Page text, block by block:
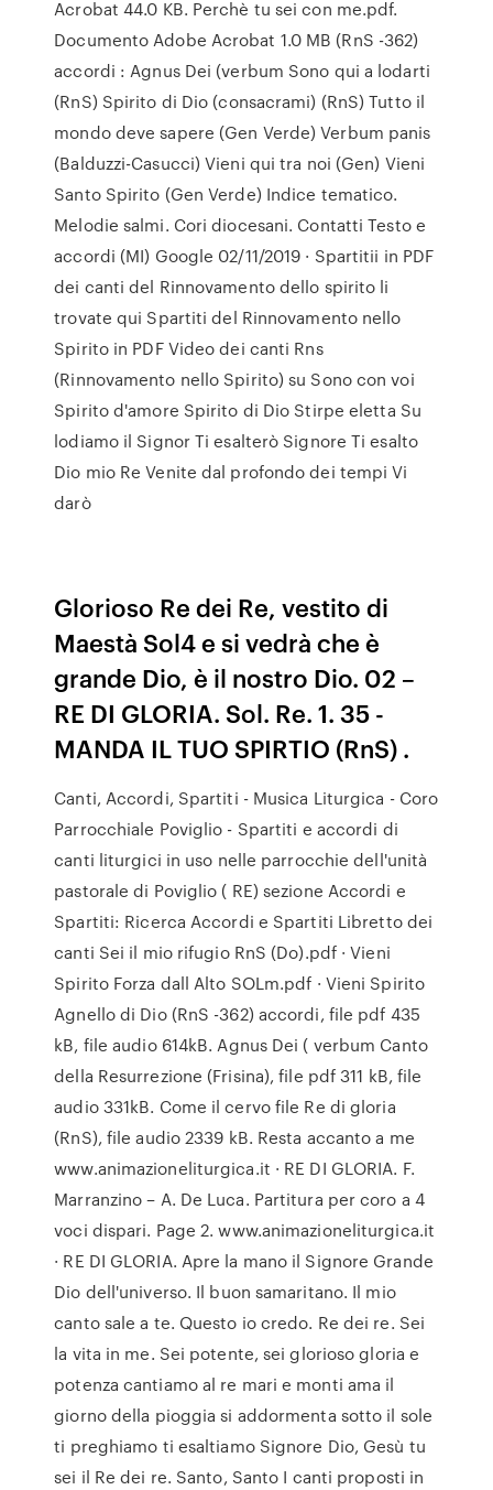
Acrobat 44.0 KB. Perchè tu sei con me.pdf.
Documento Adobe Acrobat 1.0 MB (RnS -362)
accordi : Agnus Dei (verbum Sono qui a lodarti
(RnS) Spirito di Dio (consacrami) (RnS) Tutto il
mondo deve sapere (Gen Verde) Verbum panis
(Balduzzi-Casucci) Vieni qui tra noi (Gen) Vieni
Santo Spirito (Gen Verde) Indice tematico.
Melodie salmi. Cori diocesani. Contatti Testo e
accordi (MI) Google 02/11/2019 · Spartitii in PDF
dei canti del Rinnovamento dello spirito li
trovate qui Spartiti del Rinnovamento nello
Spirito in PDF Video dei canti Rns
(Rinnovamento nello Spirito) su Sono con voi
Spirito d'amore Spirito di Dio Stirpe eletta Su
lodiamo il Signor Ti esalterò Signore Ti esalto
Dio mio Re Venite dal profondo dei tempi Vi
darò
Glorioso Re dei Re, vestito di
Maestà Sol4 e si vedrà che è
grande Dio, è il nostro Dio. 02 –
RE DI GLORIA. Sol. Re. 1. 35 -
MANDA IL TUO SPIRTIO (RnS) .
Canti, Accordi, Spartiti - Musica Liturgica - Coro
Parrocchiale Poviglio - Spartiti e accordi di
canti liturgici in uso nelle parrocchie dell'unità
pastorale di Poviglio ( RE) sezione Accordi e
Spartiti: Ricerca Accordi e Spartiti Libretto dei
canti Sei il mio rifugio RnS (Do).pdf · Vieni
Spirito Forza dall Alto SOLm.pdf · Vieni Spirito
Agnello di Dio (RnS -362) accordi, file pdf 435
kB, file audio 614kB. Agnus Dei ( verbum Canto
della Resurrezione (Frisina), file pdf 311 kB, file
audio 331kB. Come il cervo file Re di gloria
(RnS), file audio 2339 kB. Resta accanto a me
www.animazioneliturgica.it · RE DI GLORIA. F.
Marranzino – A. De Luca. Partitura per coro a 4
voci dispari. Page 2. www.animazioneliturgica.it
· RE DI GLORIA. Apre la mano il Signore Grande
Dio dell'universo. Il buon samaritano. Il mio
canto sale a te. Questo io credo. Re dei re. Sei
la vita in me. Sei potente, sei glorioso gloria e
potenza cantiamo al re mari e monti ama il
giorno della pioggia si addormenta sotto il sole
ti preghiamo ti esaltiamo Signore Dio, Gesù tu
sei il Re dei re. Santo, Santo I canti proposti in